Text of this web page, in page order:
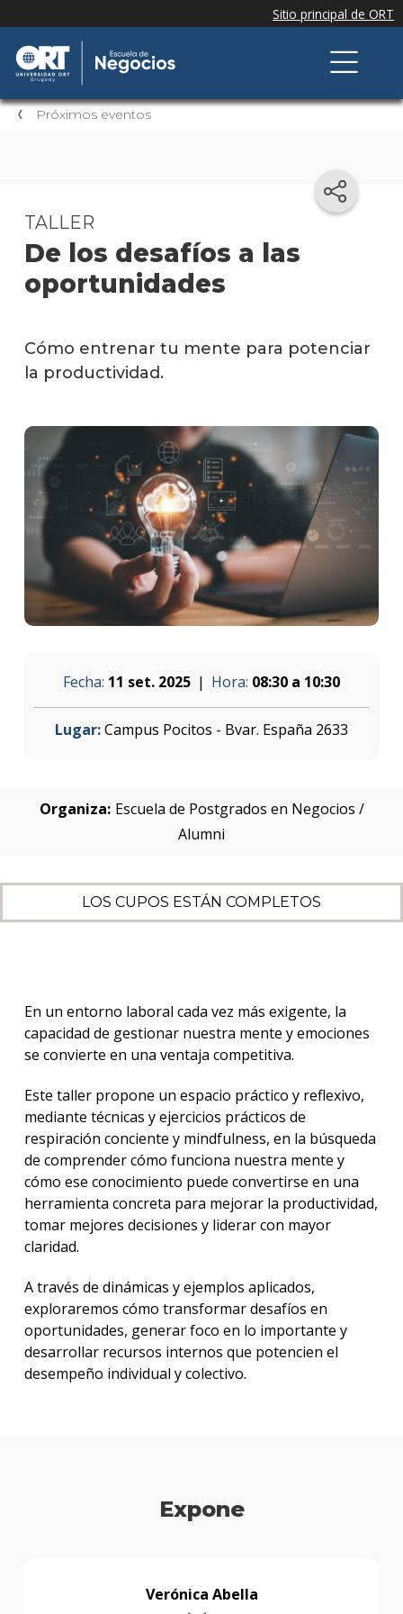
Próximos eventos
De los desafíos a las
oportunidades
TALLER
Cómo entrenar tu mente para potenciar
la productividad.
Fecha: 11 set. 2025 Hora: 08:30 a 10:30
Lugar:Campus Pocitos - Bvar. España 2633
Organiza: Escuela de Postgrados en Negocios /
Alumni
LOS CUPOS ESTÁN COMPLETOS
En un entorno laboral cada vez más exigente, la
capacidad de gestionar nuestra mente y emociones
se convierte en una ventaja competitiva.
Este taller propone un espacio práctico y reflexivo,
mediante técnicas y ejercicios prácticos de
respiración conciente y mindfulness, en la búsqueda
de comprender cómo funciona nuestra mente y
cómo ese conocimiento puede convertirse en una
herramienta concreta para mejorar la productividad,
tomar mejores decisiones y liderar con mayor
claridad.
A través de dinámicas y ejemplos aplicados,
exploraremos cómo transformar desafíos en
oportunidades, generar foco en lo importante y
desarrollar recursos internos que potencien el
desempeño individual y colectivo.
Expone
Verónica Abella